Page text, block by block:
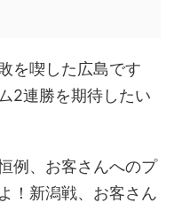
を喫した広島です
2連勝を期待したい
例、お客さんへのプ
！新潟戦、お客さん